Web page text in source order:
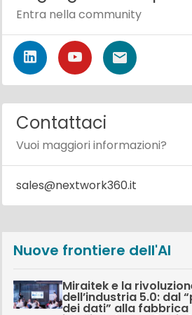
Entra nella community
Contattaci
Vuoi maggiori informazioni?
sales@nextwork360.it
Nuove frontiere dell'AI
Miraitek e la
dell’industria 5.0: dal
dei dati” alla fabbrica